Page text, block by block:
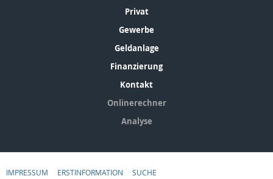
Privat
Gewerbe
Geldanlage
Finanzierung
Kontakt
Onlinerechner
Analyse
IMPRESSUM ERSTINFORMATION
SUCHE